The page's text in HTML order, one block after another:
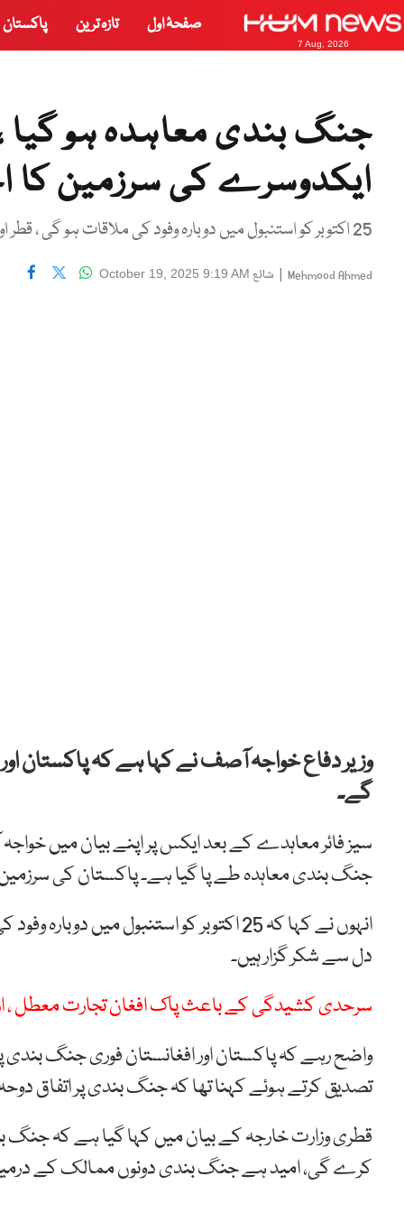
7 Aug, 2026
صفحۂ اول تازہ ترین پاکستان
جنگ بندی معاہدہ ہو گیا ،
ایکدوسرے کی سرزمین کا
25 اکتوبر کو استنبول میں دوبارہ وفود کی ملاقات ہو گی ، قطر اور ترکیے کے شکر گزار ہیں ، خواجہ آصف
Mehmood Ahmed
| شائع October 19, 2025 9:19 AM
وزیر دفاع خواجہ آصف نے کہا ہے کہ پاکستان
گے۔
سیز فائر معاہدے کے بعد ایکس پر اپنے بیان میں
جنگ بندی معاہدہ طے پا گیا ہے۔ پاکستان کی
انہوں نے کہا کہ 25 اکتوبر کو استنبول
دل سے شکر گزار ہیں۔
سرحدی کشیدگی کے باعث پاک افغان تجارت معطل ،
واضح رہے کہ پاکستان اور افغانستان فوری جنگ
تصدیق کرتے ہوئے کہنا تھا کہ جنگ بندی پر اتفاق
قطری وزارت خارجہ کے بیان میں کہا گیا ہے کہ جنگ
کرے گی، امید ہے جنگ بندی دونوں ممالک کے